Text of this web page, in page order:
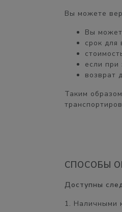
Вы можете
Вы
срок для
если при
возврат
Таким
СПОСОБЫ
Доступны
1. Наличными